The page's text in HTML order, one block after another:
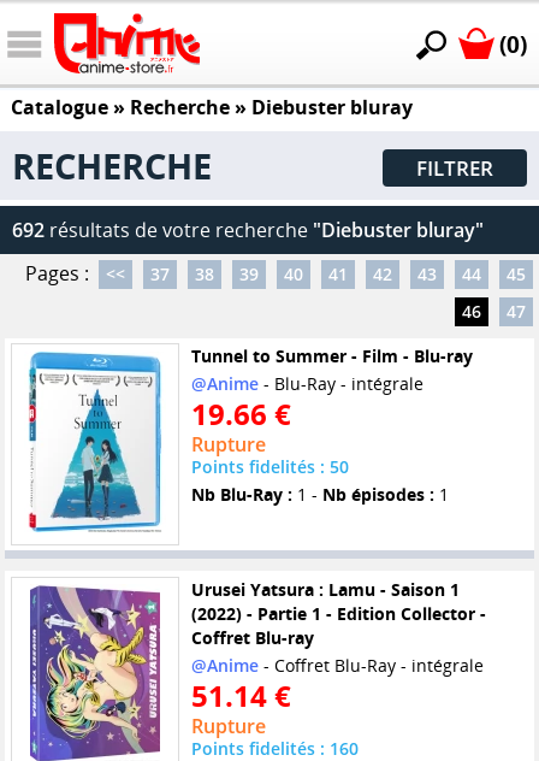
(0)
Catalogue» Recherche » Diebuster bluray
RECHERCHE FILTRER
692 résultats de votre recherche "Diebuster bluray"
Pages :
<< 37 38 39 40 41 42 43 44
45
46
47
Tunnel to Summer - Film - Blu-ray
@Anime- Blu-Ray - intégrale
19.66 €
Rupture
Points fidelités : 50
Nb Blu-Ray : 1 - Nb épisodes : 1
Urusei Yatsura : Lamu - Saison 1
(2022) - Partie 1 - Edition Collector -
Coffret Blu-ray
@Anime- Coffret Blu-Ray - intégrale
51.14 €
Rupture
Points fidelités : 160